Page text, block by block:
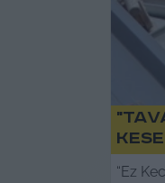
“Ez